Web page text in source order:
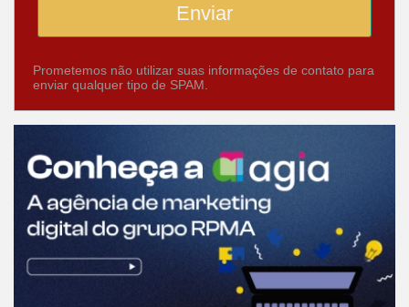
Enviar
Prometemos não utilizar suas informações de contato para
enviar qualquer tipo de SPAM.